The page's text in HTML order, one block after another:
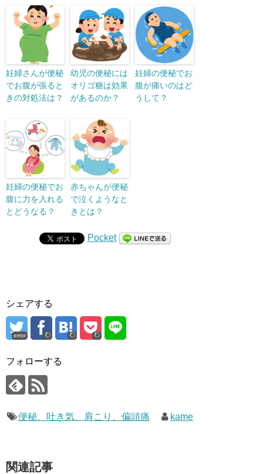
妊婦さんが便秘
でお腹が張ると
きの対処法は？
幼児の便秘には
オリゴ糖は効果
があるのか？
妊婦の便秘でお
腹が痛いのはど
うして？
妊婦の便秘でお
腹に力を入れる
とどうなる？
赤ちゃんが便秘
で泣くようなと
きとは？
Pocket
シェアする
error
フォローする
便秘、吐き気、肩こり、偏頭痛 kame
関連記事